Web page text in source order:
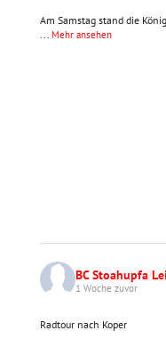
Am Samstag stand die
... Mehr ansehen
BC Stoahupfa
1 Woche zuvor
Radtour nach Koper